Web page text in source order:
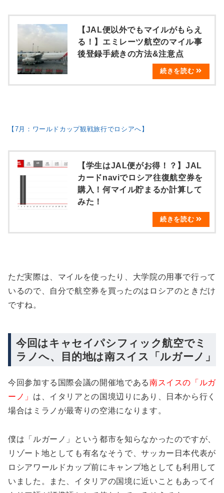
【JAL便以外でもマイルがもらえ
る！】エミレーツ航空のマイル事
後登録手続きの方法&注意点
【7月：ワールドカップ観戦旅行でロシアへ】
【学生はJAL便がお得！？】JAL
カードnaviでロシア往復航空券を
購入！何マイル貯まるか計算して
みた！
ただ実際は、マイルを使ったり、大学院の用事で行って
いるので、自分で航空券を買ったのはロシアのときだけ
ですね。
今回はキャセイパシフィック航空でミ
ラノへ、目的地は南スイス「ルガーノ」
今回参加する国際会議の開催地である南スイスの「ルガ
ーノ」 は、イタリアとの国境辺りにあり、日本から行く
場合はミラノが最寄りの空港になります。
僕は「ルガーノ」という都市を知らなかったのですが、
リゾート地としても有名なそうで、サッカー日本代表が
ロシアワールドカップ前にキャンプ地としても利用して
いました。また、イタリアの国境に近いこともあってイ